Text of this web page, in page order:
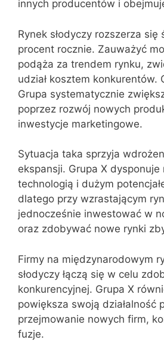
innych producentów i
Rynek słodyczy rozszerza się
procent rocznie. Zauważyć
podąża za trendem rynku,
udział kosztem konkurentów.
Grupa systematycznie
poprzez rozwój nowych
inwestycje marketingowe.
Sytuacja taka sprzyja
ekspansji. Grupa X dysponuje
technologią i dużym
dlatego przy wzrastającym
jednocześnie inwestować w
oraz zdobywać nowe rynki
Firmy na międzynarodowym
słodyczy łączą się w celu
konkurencyjnej. Grupa X
powiększa swoją działalność
przejmowanie nowych firm,
fuzje.